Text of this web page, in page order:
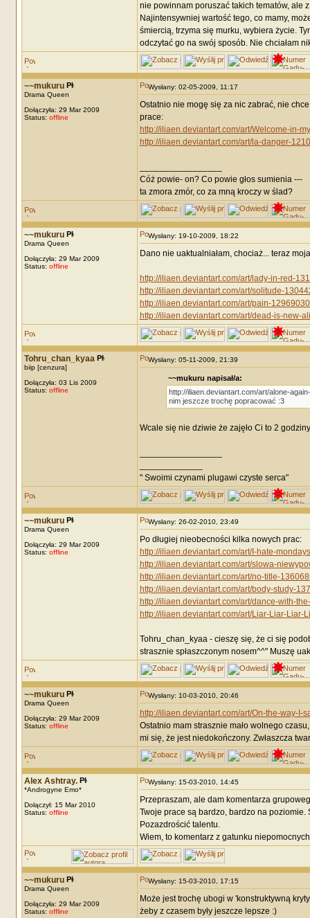
nie powinnam poruszać takich tematów, ale
Najintensywniej wartość tego, co mamy,
śmiercią, trzyma się murku, wybiera życie.
odczytać go na swój sposób. Nie chciałam
~~mukuru
Drama Queen
Dołączyła: 29 Mar 2009
Status: offline
Wysłany: 02-05-2009, 11:17
Ostatnio nie mogę się za nic zabrać, nie
prace:
http://iliaen.deviantart.com/art/Welcome-in-
http://iliaen.deviantart.com/art/la-danger-
Cóż powie- on? Co powie głos sumienia ---
ta zmora zmór, co za mną kroczy w ślad?
~~mukuru
Drama Queen
Dołączyła: 29 Mar 2009
Status: offline
Wysłany: 19-10-2009, 18:22
Dano nie uaktualniałam, chociaż... teraz
http://iliaen.deviantart.com/art/lady-in-red-
http://iliaen.deviantart.com/art/solitude-
http://iliaen.deviantart.com/art/pain-
http://iliaen.deviantart.com/art/dead-is-new-
Tohru_chan_kyaa
biip [cenzura]
Dołączyła: 03 Lis 2009
Status: offline
Wysłany: 05-11-2009, 21:39
~~mukuru napisał/a:
http://iliaen.deviantart.com/art/alone-
nim jeszcze trochę popracować :3
Wcale się nie dziwie że zajęło Ci to 2
" Swoimi czynami plugawi czyste serca"
~~mukuru
Drama Queen
Dołączyła: 29 Mar 2009
Status: offline
Wysłany: 26-02-2010, 23:49
Po długiej nieobecności kilka nowych prac:
http://iliaen.deviantart.com/art/I-hate-
http://iliaen.deviantart.com/art/slowa-
http://iliaen.deviantart.com/art/no-title-
http://iliaen.deviantart.com/art/body-study-
http://iliaen.deviantart.com/art/dance-with-
http://iliaen.deviantart.com/art/Liar-Liar-Liar-
Tohru_chan_kyaa - cieszę się, że ci się
strasznie spłaszczonym nosem^^" Muszę
~~mukuru
Drama Queen
Dołączyła: 29 Mar 2009
Status: offline
Wysłany: 10-03-2010, 20:46
http://iliaen.deviantart.com/art/On-the-way-I-
Ostatnio mam strasznie mało wolnego
mi się, że jest niedokończony. Zwłaszcza
Alex Ashtray.
*Androgyne Emo*
Dołączył: 15 Mar 2010
Status: offline
Wysłany: 15-03-2010, 14:45
Przepraszam, ale dam komentarza
Twoje prace są bardzo, bardzo na poziomie.
Pozazdrościć talentu.
Wiem, to komentarz z gatunku
~~mukuru
Drama Queen
Dołączyła: 29 Mar 2009
Status: offline
Wysłany: 15-03-2010, 17:15
Może jest trochę ubogi w 'konstruktywną
żeby z czasem były jeszcze lepsze :)